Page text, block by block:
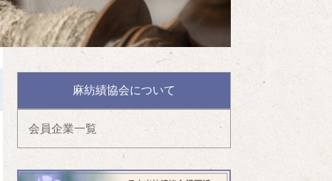
麻紡績協会について
会員企業一覧